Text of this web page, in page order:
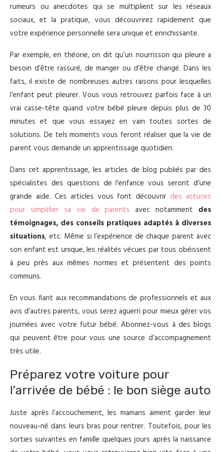
rumeurs ou anecdotes qui se multiplient sur les réseaux
sociaux, et la pratique, vous découvrirez rapidement que
votre expérience personnelle sera unique et enrichissante.
Par exemple, en théorie, on dit qu’un nourrisson qui pleure a
besoin d’être rassuré, de manger ou d’être changé. Dans les
faits, il existe de nombreuses autres raisons pour lesquelles
l’enfant peut pleurer. Vous vous retrouvez parfois face à un
vrai casse-tête quand votre bébé pleure depuis plus de 30
minutes et que vous essayez en vain toutes sortes de
solutions. De tels moments vous feront réaliser que la vie de
parent vous demande un apprentissage quotidien.
Dans cet apprentissage, les articles de blog publiés par des
spécialistes des questions de l’enfance vous seront d’une
grande aide. Ces articles vous font découvrir des astuces
pour simplifier sa vie de parents avec notamment des
témoignages, des conseils pratiques adaptés à diverses
situations, etc. Même si l’expérience de chaque parent avec
son enfant est unique, les réalités vécues par tous obéissent
à peu près aux mêmes normes et présentent des points
communs.
En vous fiant aux recommandations de professionnels et aux
avis d’autres parents, vous serez aguerri pour mieux gérer vos
journées avec votre futur bébé. Abonnez-vous à des blogs
qui peuvent être pour vous une source d’accompagnement
très utile.
Préparez votre voiture pour
l’arrivée de bébé : le bon siège auto
Juste après l’accouchement, les mamans aiment garder leur
nouveau-né dans leurs bras pour rentrer. Toutefois, pour les
sorties suivantes en famille quelques jours après la naissance